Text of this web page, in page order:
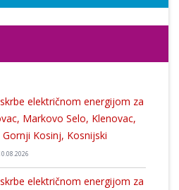
električnom energijom za
Markovo Selo, Klenovac,
Kosinj, Kosnijski
električnom energijom za